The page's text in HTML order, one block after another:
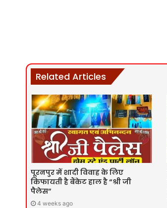
Related Articles
पूरनपुर में शादी विवाह के लिए
किफायती है बैंकेट हाल है “श्री जी
पैलेस”
4 weeks ago